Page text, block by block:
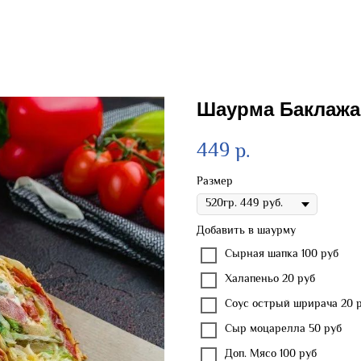
Шаурма
449 р.
Размер
Добавить в шаурму
Сырная шапка 100 руб
Халапеньо 20 руб
Соус острый шрирача 20
Сыр моцарелла 50 руб
Доп. Мясо 100 руб